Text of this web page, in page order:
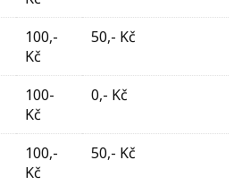
100,-
Kč
50,- Kč
100-
Kč
0,- Kč
100,-
Kč
50,- Kč